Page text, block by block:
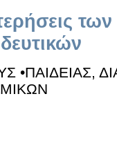
•ΠΑΙΔΕΙΑΣ,